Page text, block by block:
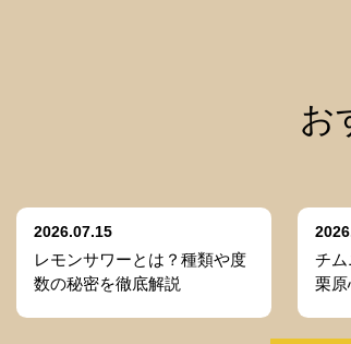
お
2026.07.15
レモンサワーとは？種類や度
数の秘密を徹底解説
チム
栗原